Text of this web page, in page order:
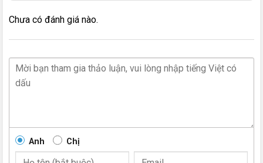
Chưa có đánh giá nào.
Anh Chị